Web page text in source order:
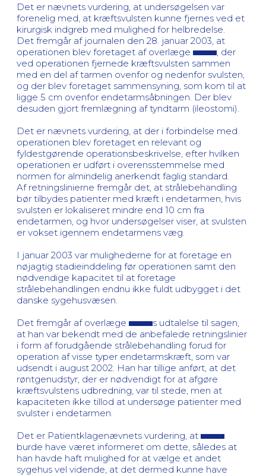
Det er nævnets vurdering, at undersøgelsen var
forenelig med, at kræftsvulsten kunne fjernes ved et
kirurgisk indgreb med mulighed for helbredelse.
Det fremgår af journalen den 28. januar 2003, at
operationen blev foretaget af overlæge
, der
ved operationen fjernede kræftsvulsten sammen
med en del af tarmen ovenfor og nedenfor svulsten,
og der blev foretaget sammensyning, som kom til at
ligge 5 cm ovenfor endetarmsåbningen. Der blev
desuden gjort fremlægning af tyndtarm (ileostomi).
Det er nævnets vurdering, at der i forbindelse med
operationen blev foretaget en relevant og
fyldestgørende operationsbeskrivelse, efter hvilken
operationen er udført i overensstemmelse med
normen for almindelig anerkendt faglig standard.
Af retningslinierne fremgår det, at strålebehandling
bør tilbydes patienter med kræft i endetarmen, hvis
svulsten er lokaliseret mindre end 10 cm fra
endetarmen, og hvor undersøgelser viser, at svulsten
er vokset igennem endetarmens væg.
I januar 2003 var mulighederne for at foretage en
nøjagtig stadieinddeling før operationen samt den
nødvendige kapacitet til at foretage
strålebehandlingen endnu ikke fuldt udbygget i det
danske sygehusvæsen.
Det fremgår af overlæge
s udtalelse til sagen,
at han var bekendt med de anbefalede retningslinier
i form af forudgående strålebehandling forud for
operation af visse typer endetarmskræft, som var
udsendt i august 2002. Han har tillige anført, at det
røntgenudstyr, der er nødvendigt for at afgøre
kræftsvulstens udbredning, var til stede, men at
kapaciteten ikke tillod at undersøge patienter med
svulster i endetarmen.
Det er Patientklagenævnets vurdering, at
burde have været informeret om dette, således at
han havde haft mulighed for at vælge et andet
sygehus vel vidende, at det dermed kunne have